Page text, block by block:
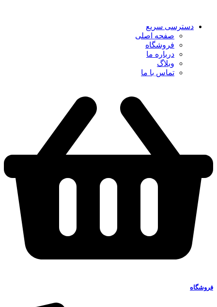
دسترسی سریع
صفحه اصلی
فروشگاه
درباره ما
وبلاگ
تماس با ما
فروشگاه